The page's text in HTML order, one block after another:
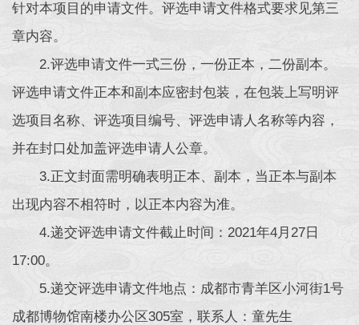
针对本项目的申请文件。评选申请文件格式要求见第三
章内容。
2.评选申请文件一式三份，一份正本，二份副本。
评选申请文件正本和副本应密封包装，在包装上写明评
选项目名称、评选项目编号、评选申请人名称等内容，
并在封口处加盖评选申请人公章。
3.正文封面需明确表明正本、副本，当正本与副本
出现内容不相符时，以正本内容为准。
4.递交评选申请文件截止时间：2021年4月27日
17:00。
5.递交评选申请文件地点：成都市青羊区小河街1号
成都博物馆南楼办公区305室，联系人：童先生